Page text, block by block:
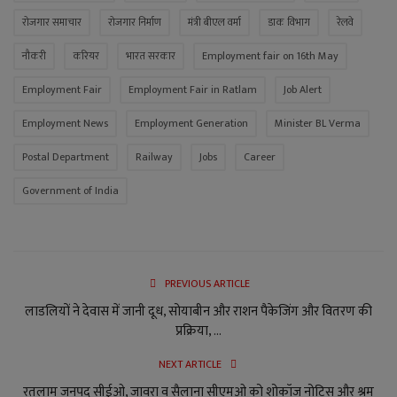
रोजगार समाचार रोजगार निर्माण मंत्री बीएल वर्मा डाक विभाग
रेलवे
नौकरी
करियर भारत सरकार
Employment fair on 16th May
Employment Fair
Employment Fair in Ratlam
Job Alert
Employment News
Employment Generation
Minister BL Verma
Postal Department
Railway Jobs
Career
Government of India
PREVIOUS ARTICLE
लाडलियों ने देवास में जानी दूध, सोयाबीन और राशन पैकेजिंग और वितरण की
प्रक्रिया, ...
NEXT ARTICLE
रतलाम जनपद सीईओ, जावरा व सैलाना सीएमओ को शोकॉज नोटिस और श्रम